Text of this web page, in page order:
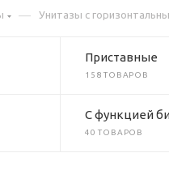
— Унитазы с
Приставные
158 ТОВАРОВ
C функцией
40 ТОВАРОВ